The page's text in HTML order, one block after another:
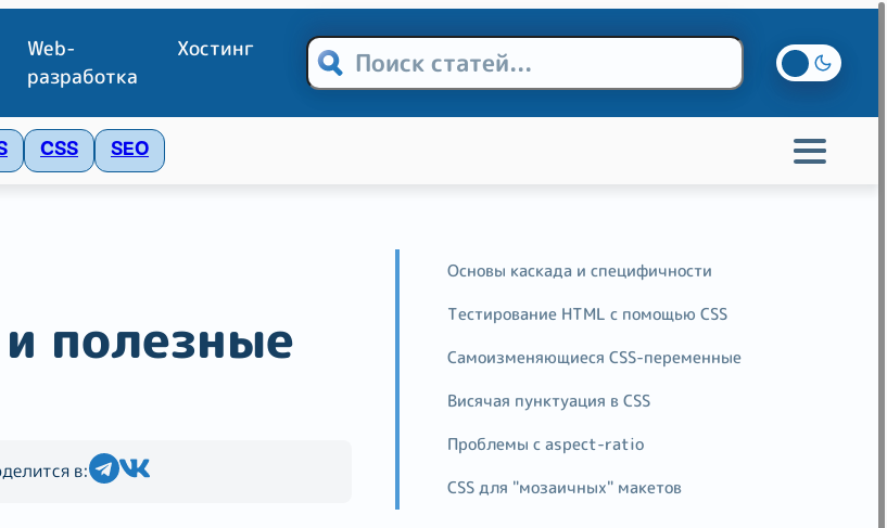
Web-
разработка
Хостинг
CSS SEO
полезные
в:
Основы каскада и специфичности
Тестирование HTML с помощью CSS
Самоизменяющиеся CSS-переменные
Висячая пунктуация в CSS
Проблемы с aspect-ratio
CSS для "мозаичных" макетов